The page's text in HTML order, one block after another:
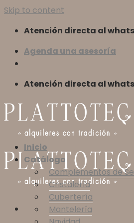
Skip to content
Atención directa al
Agenda una asesoría
Atención directa al
Inicio
Catálogo
Complementos de
Cristalería
Cubertería
Mantelería